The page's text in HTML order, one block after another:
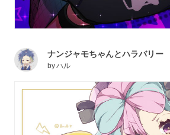
ナンジャモちゃんとハラバリー
byハル